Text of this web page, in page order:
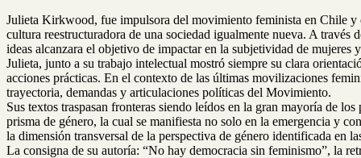
Julieta Kirkwood, fue impulsora del movimiento feminista en Chile
cultura reestructuradora de una sociedad igualmente nueva. A
ideas alcanzara el objetivo de impactar en la subjetividad de mujeres
Julieta, junto a su trabajo intelectual mostró siempre su clara
acciones prácticas. En el contexto de las últimas movilizaciones
trayectoria, demandas y articulaciones políticas del Movimiento.
Sus textos traspasan fronteras siendo leídos en la gran mayoría de
prisma de género, la cual se manifiesta no solo en la emergencia y
la dimensión transversal de la perspectiva de género identificada en
La consigna de su autoría: “No hay democracia sin feminismo”, la